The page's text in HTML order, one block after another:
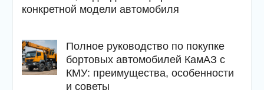
конкретной модели автомобиля
Полное руководство по покупке
бортовых автомобилей КамАЗ с
КМУ: преимущества, особенности
и советы